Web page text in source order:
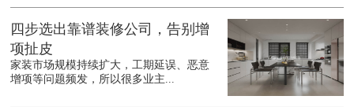
四步选出靠谱装修公司，告别增
项扯皮
家装市场规模持续扩大，工期延误、恶意
增项等问题频发，所以很多业主...